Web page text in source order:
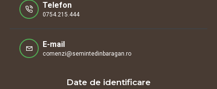
Telefon
0754.215.444
E-mail
comenzi@semintedinbaragan.ro
Date de identificare